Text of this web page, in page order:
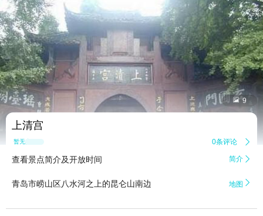
 9
上清宫
暂无点评 0条评论 
查看景点简介及开放时间 简介 
青岛市崂山区八水河之上的昆仑山南边 地图 
